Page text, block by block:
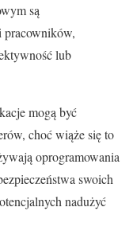
są
pracowników,
lub
mogą być
choć wiąże się to
oprogramowania
swoich
nadużyć